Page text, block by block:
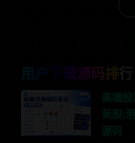
用户下载源码排行
高端
美股|
源码